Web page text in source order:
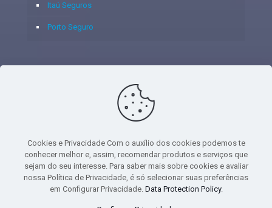
Itaú Seguros
Porto Seguro
© 2020 - Yoshie & Maia Corretora de Seguros Ltda - CNPJ:
05.459.716/0001-75 - SUSEP: 100637106 AV DOS
PAVIMENTO - CEP 06.020-012 - VILA YARA - OSASCO - UF SP -
TELEFONE - (11) 8251-9266
Cookies e Privacidade Com o auxílio dos cookies podemos te
conhecer melhor e, assim, recomendar produtos e serviços que
sejam do seu interesse. Para saber mais sobre cookies e avaliar
nossa Política de Privacidade, é só selecionar suas preferências
em Configurar Privacidade. Data Protection Policy.